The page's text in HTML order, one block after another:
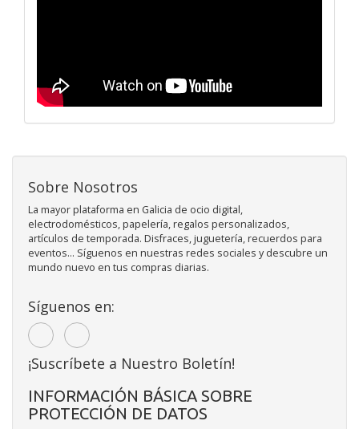
Sobre Nosotros
La mayor plataforma en Galicia de ocio digital,
electrodomésticos, papelería, regalos personalizados,
artículos de temporada. Disfraces, juguetería, recuerdos para
eventos... Síguenos en nuestras redes sociales y descubre un
mundo nuevo en tus compras diarias.
Síguenos en:
¡Suscríbete a Nuestro Boletín!
INFORMACIÓN BÁSICA SOBRE
PROTECCIÓN DE DATOS